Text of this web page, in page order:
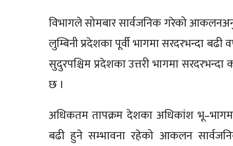
विभागले सोमबार सार्वजनिक गरेको
लुम्बिनी प्रदेशका पूर्वी भागमा सरदरभन्दा
सुदुरपश्चिम प्रदेशका उत्तरी भागमा
छ ।
अधिकतम तापक्रम देशका अधिकांश
बढी हुने सम्भावना रहेको आकलन